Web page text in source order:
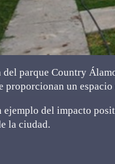
parque Country
proporcionan un
ejemplo del impacto
la ciudad.